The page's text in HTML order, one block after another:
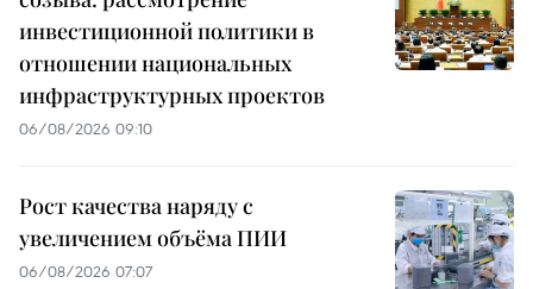
инвестиционной политики в
отношении национальных
инфраструктурных проектов
06/08/2026 09:10
Рост качества наряду с
увеличением объёма ПИИ
06/08/2026 07:07